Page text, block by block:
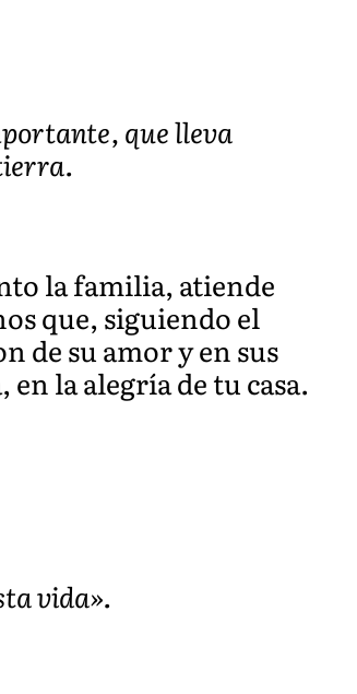
que lleva
la familia, atiende
que, siguiendo el
de su amor y en sus
la alegría de tu casa.
vida».